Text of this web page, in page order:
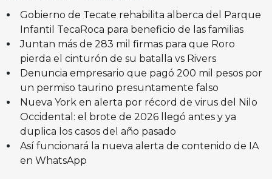
Gobierno de Tecate rehabilita alberca del Parque
Infantil TecaRoca para beneficio de las familias
Juntan más de 283 mil firmas para que Roro
pierda el cinturón de su batalla vs Rivers
Denuncia empresario que pagó 200 mil pesos por
un permiso taurino presuntamente falso
Nueva York en alerta por récord de virus del Nilo
Occidental: el brote de 2026 llegó antes y ya
duplica los casos del año pasado
Así funcionará la nueva alerta de contenido de IA
en WhatsApp